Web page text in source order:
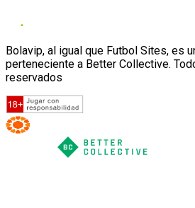
Bolavip, al igual que Futbol Sites, es
perteneciente a Better Collective.
reservados